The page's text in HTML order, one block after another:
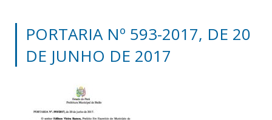
PORTARIA Nº 593-2017, DE 20
DE JUNHO DE 2017